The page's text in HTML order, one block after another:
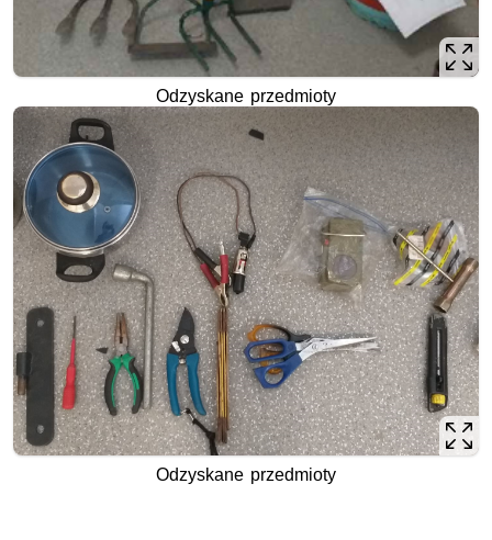
Odzyskane przedmioty
Odzyskane przedmioty